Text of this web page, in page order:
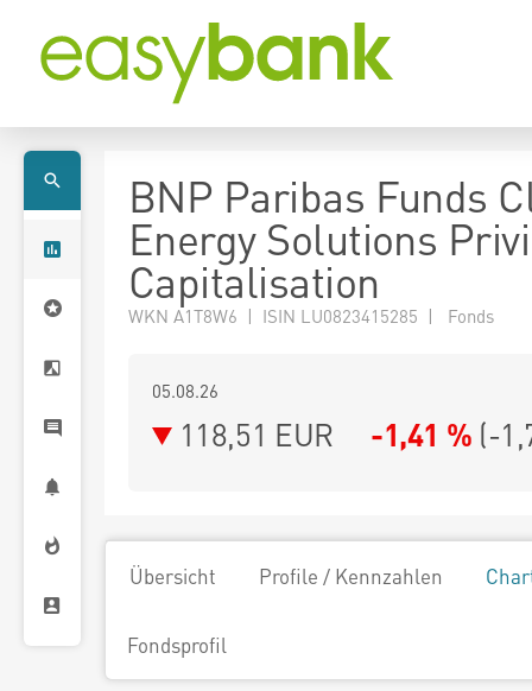
BNP Paribas Funds
Energy Solutions
Capitalisation
WKN A1T8W6 | ISIN LU0823415285 | Fonds
05.08.26
118,51 EUR -1,41 % (-
Übersicht Profile / Kennzahlen
Fondsprofil